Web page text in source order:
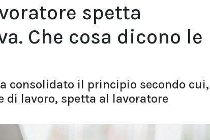
spetta
Che cosa dicono le
consolidato il principio secondo cui,
di lavoro, spetta al lavoratore